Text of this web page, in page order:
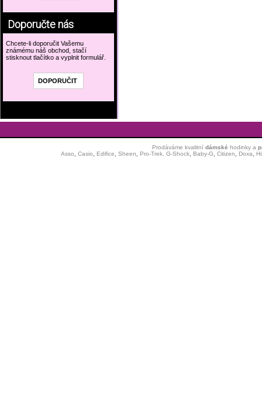
Doporučte nás
Chcete-li doporučit Vašemu
známému náš obchod, stačí
stisknout tlačítko a vyplnit formulář.
Prodáváme kvalitní dámské hodinkya
Asso
Casio Edifice Sheen Pro-Trek, G-Shock, Baby-G Citizen Doxa